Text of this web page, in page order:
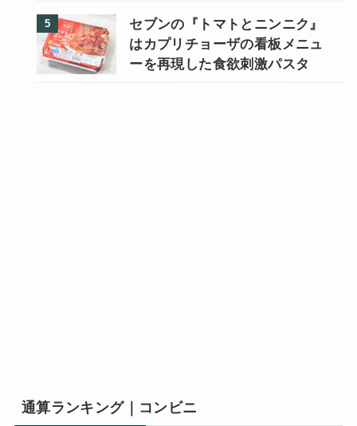
セブンの『トマトとニンニク』
はカプリチョーザの看板メニュ
ーを再現した食欲刺激パスタ
通算ランキング｜コンビニ